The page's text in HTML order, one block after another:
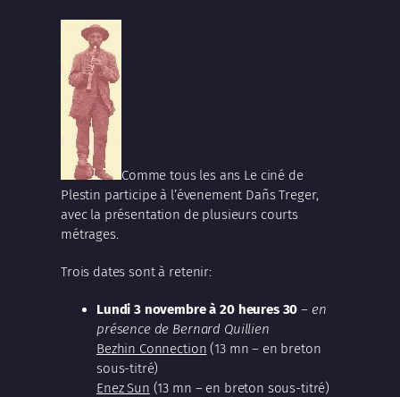
Comme tous les ans Le ciné de
Plestin participe à l’évenement Dañs Treger,
avec la présentation de plusieurs courts
métrages.
Trois dates sont à retenir:
Lundi 3 novembre à 20 heures 30 – en
présence de Bernard Quillien
Bezhin Connection (13 mn – en breton
sous-titré)
Enez Sun (13 mn – en breton sous-titré)